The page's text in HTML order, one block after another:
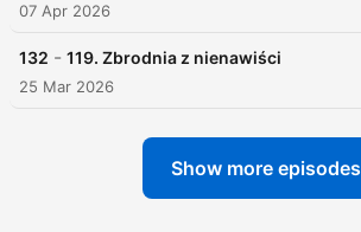
07 Apr 2026
132 - 119. Zbrodnia z nienawiści
25 Mar 2026
Show more episodes